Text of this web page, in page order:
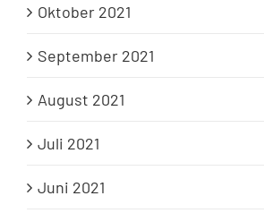
Oktober 2021
September 2021
August 2021
Juli 2021
Juni 2021